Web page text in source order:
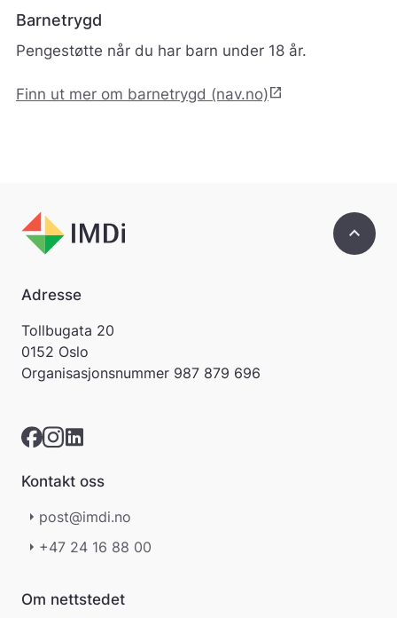
Barnetrygd
Pengestøtte når du har barn under 18 år.
Finn ut mer om barnetrygd (nav.no)open_in_new
keyboard_arrow_up
Adresse
Tollbugata 20
0152 Oslo
Organisasjonsnummer 987 879 696
Kontakt oss
post@imdi.no
+47 24 16 88 00
Om nettstedet